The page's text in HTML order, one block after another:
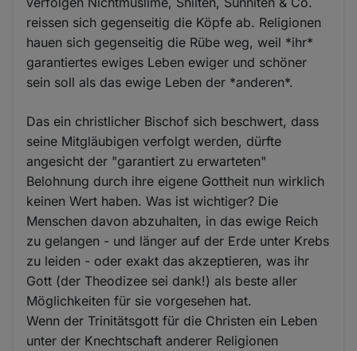
reissen sich gegenseitig die Köpfe ab. Religionen
hauen sich gegenseitig die Rübe weg, weil *ihr*
garantiertes ewiges Leben ewiger und schöner
sein soll als das ewige Leben der *anderen*.
Das ein christlicher Bischof sich beschwert, dass
seine Mitgläubigen verfolgt werden, dürfte
angesicht der "garantiert zu erwarteten"
Belohnung durch ihre eigene Gottheit nun wirklich
keinen Wert haben. Was ist wichtiger? Die
Menschen davon abzuhalten, in das ewige Reich
zu gelangen - und länger auf der Erde unter Krebs
zu leiden - oder exakt das akzeptieren, was ihr
Gott (der Theodizee sei dank!) als beste aller
Möglichkeiten für sie vorgesehen hat.
Wenn der Trinitätsgott für die Christen ein Leben
unter der Knechtschaft anderer Religionen